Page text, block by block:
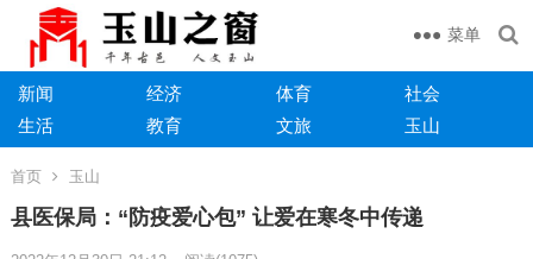
菜单
新闻 经济 体育
社会
生活
教育 文旅 玉山
首页 玉山
县医保局：“防疫爱心包” 让爱在寒冬中传递